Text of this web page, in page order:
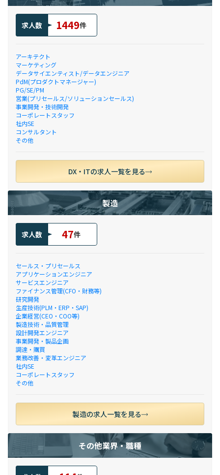
求人数 1449件
アーキテクト
マーケティング
データサイエンティスト/データエンジニア
PdM(プロダクトマネージャー)
PG/SE/PM
営業(プリセールス/ソリューションセールス)
事業開発・技術開発
コーポレートスタッフ
社内SE
コンサルタント
その他
DX・ITの求人一覧を見る
製造
求人数 47件
セールス・プリセールス
アプリケーションエンジニア
サービスエンジニア
ファイナンス管理(CFO・財務等)
研究開発
生産技術(PLM・ERP・SAP)
企業経営(CEO・COO等)
製造技術・品質管理
設計開発エンジニア
事業開発・製品企画
調達・購買
業務改善・変革エンジニア
社内SE
コーポレートスタッフ
その他
製造の求人一覧を見る
その他業界・職種